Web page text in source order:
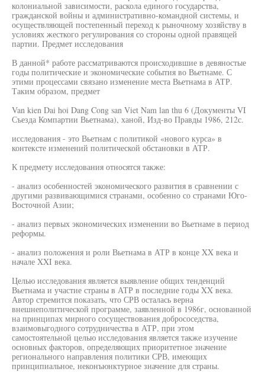
колониальной зависимости, раскола единого государства,
гражданской войны и административно-командной системы, и
осуществляющей постепенный переход к рыночному хозяйству в
условиях жесткого регулирования со стороны одной правящей
партии. Предмет исследования
В данной* работе рассматриваются происходившие в девяностые
годы политические и экономические события во Вьетнаме. С
этими процессами связано изменение места Вьетнама в АТР.
Таким образом, предмет
Van kien Dai hoi Dang Cong san Viet Nam lan thu 6 (Документы VI
Съезда Компартии Вьетнама), ханой, Изд-во Правды 1986, 212с.
исследования - это Вьетнам с политикой «нового курса» в
контексте изменений политической обстановки в АТР.
К предмету исследования относятся также:
- анализ особенностей экономического развития в сравнении с
другими развивающимися странами, особенно со странами Юго-
Восточной Азии;
- анализ первых экономических изменении во Вьетнаме в период
реформы.
- анализ положения и роли Вьетнама в АТР в конце XX века и
начале XXI века.
Целью исследования является выявление общих тенденций
Вьетнама и участие страны в АТР в последние годы XX века.
Автор стремится показать, что СРВ осталась верна
внешнеполитической программе, заявленной в 1986г, основанной
на принципах мирного сосуществования добрососедства,
взаимовыгодного сотрудничества в АТР, при этом
самостоятельной целью исследования является также изучение
основных факторов, определяющих приоритетное значение
регионального направления политики СРВ, имеющих
принципиальное, неконъюнктурное значение для страны.